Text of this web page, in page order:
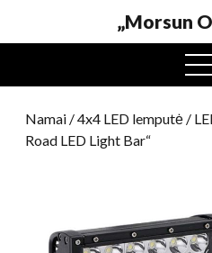
„Morsun
Namai /4x4 LED lemputė /
Road LED Light Bar“